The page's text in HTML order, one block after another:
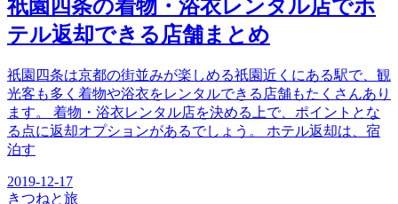
祇園四条の着物・浴衣レンタル店でホ
テル返却できる店舗まとめ
祇園四条は京都の街並みが楽しめる祇園近くにある駅で、観
光客も多く着物や浴衣をレンタルできる店舗もたくさんあり
ます。 着物・浴衣レンタル店を決める上で、ポイントとな
る点に返却オプションがあるでしょう。 ホテル返却は、宿
泊す
2019-12-17
きつねと旅